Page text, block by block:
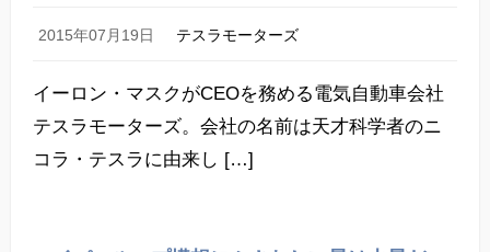
2015年07月19日 テスラモーターズ
イーロン・マスクがCEOを務める電気自動車会社
テスラモーターズ。会社の名前は天才科学者のニ
コラ・テスラに由来し […]